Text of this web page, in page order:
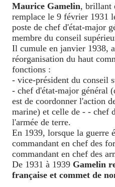
Maurice Gamelin, brillant
remplace le 9 février 1931
poste de chef d'état-major
membre du conseil
Il cumule en janvier 1938,
réorganisation du haut
fonctions :
- vice-président du conseil
- chef d'état-major général
est de coordonner l'action
marine) et celle de - - chef
l'armée de terre.
En 1939, lorsque la guerre
commandant en chef des
commandant en chef des
De 1931 à 1939 Gamelin
française et commet de